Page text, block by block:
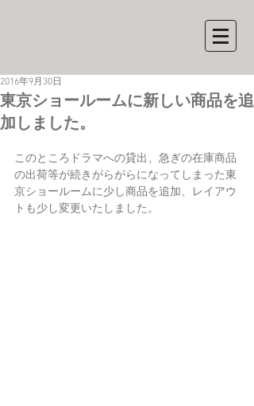
東京ショールームに新しい商品を追
加しました。
2016年9月30日
このところドラマへの貸出、急ぎの在庫商品
の出荷等が続きがらがらになってしまった東
京ショールームに少し商品を追加、レイアウ
トも少し変更いたしました。